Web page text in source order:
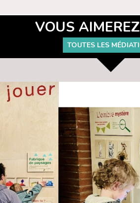
VOUS
TOUTES LES